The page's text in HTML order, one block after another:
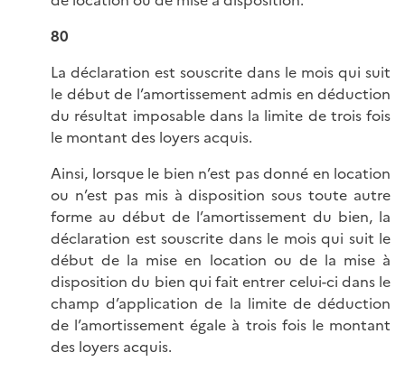
80
La déclaration est souscrite dans le mois qui suit
le début de l’amortissement admis en déduction
du résultat imposable dans la limite de trois fois
le montant des loyers acquis.
Ainsi, lorsque le bien n’est pas donné en location
ou n’est pas mis à disposition sous toute autre
forme au début de l’amortissement du bien, la
déclaration est souscrite dans le mois qui suit le
début de la mise en location ou de la mise à
disposition du bien qui fait entrer celui-ci dans le
champ d’application de la limite de déduction
de l’amortissement égale à trois fois le montant
des loyers acquis.